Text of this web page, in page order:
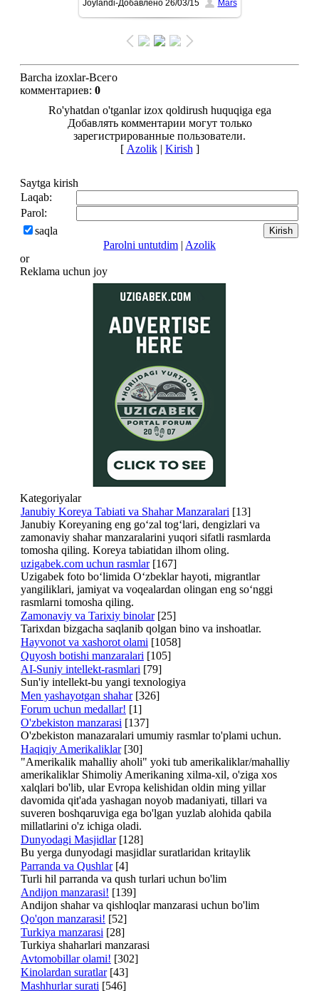
размере 897x1600/ 262.4Kb
Joylandi-Добавлено26/03/15 Mars
Barcha izoxlar-Всего
комментариев: 0
Ro'yhatdan o'tganlar izox qoldirush huquqiga ega
Добавлять комментарии могут только
зарегистрированные пользователи.
[ Azolik| Kirish ]
Saytga kirish
Laqab:
Parol:
saqla
Parolni untutdim | Azolik
or
Reklama uchun joy
Kategoriyalar
Janubiy Koreya Tabiati va Shahar Manzaralari [13]
Janubiy Koreyaning eng go‘zal tog‘lari, dengizlari va
zamonaviy shahar manzaralarini yuqori sifatli rasmlarda
tomosha qiling. Koreya tabiatidan ilhom oling.
uzigabek.com uchun rasmlar [167]
Uzigabek foto bo‘limida O‘zbeklar hayoti, migrantlar
yangiliklari, jamiyat va voqealardan olingan eng so‘nggi
rasmlarni tomosha qiling.
Zamonaviy va Tarixiy binolar [25]
Tarixdan bizgacha saqlanib qolgan bino va inshoatlar.
Hayvonot va xashorot olami [1058]
Quyosh botishi manzaralari [105]
AI-Suniy intellekt-rasmlari [79]
Sun'iy intellekt-bu yangi texnologiya
Men yashayotgan shahar [326]
Forum uchun medallar! [1]
O'zbekiston manzarasi [137]
O'zbekiston manazaralari umumiy rasmlar to'plami uchun.
Haqiqiy Amerikaliklar [30]
"Amerikalik mahalliy aholi" yoki tub amerikaliklar/mahalliy
amerikaliklar Shimoliy Amerikaning xilma-xil, o'ziga xos
xalqlari bo'lib, ular Evropa kelishidan oldin ming yillar
davomida qit'ada yashagan noyob madaniyati, tillari va
suveren boshqaruviga ega bo'lgan yuzlab alohida qabila
millatlarini o'z ichiga oladi.
Dunyodagi Masjidlar [128]
Bu yerga dunyodagi masjidlar suratlaridan kritaylik
Parranda va Qushlar [4]
Turli hil parranda va qush turlari uchun bo'lim
Andijon manzarasi! [139]
Andijon shahar va qishloqlar manzarasi uchun bo'lim
Qo'qon manzarasi! [52]
Turkiya manzarasi [28]
Turkiya shaharlari manzarasi
Avtomobillar olami! [302]
Kinolardan suratlar [43]
Mashhurlar surati [546]